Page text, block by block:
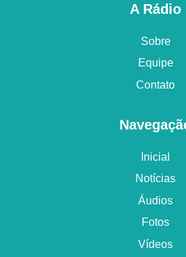
Inicial
Notícias
Áudios
Fotos
Vídeos
A Rádio
Sobre
Equipe
Contato